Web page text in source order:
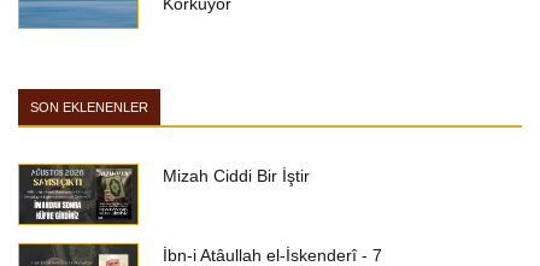
SON EKLENENLER
Mizah Ciddi Bir İştir
İbn-i Atâullah el-İskenderî - 7